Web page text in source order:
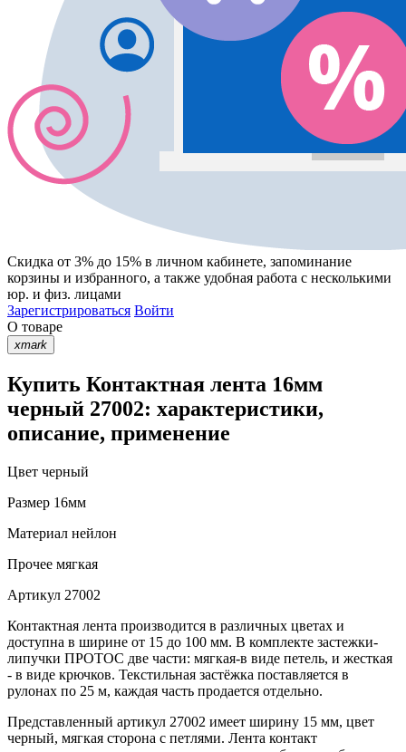
Скидка от 3% до 15% в личном кабинете, запоминание
корзины и избранного, а также удобная работа с несколькими
юр. и физ. лицами
Зарегистрироваться Войти
О товаре
xmark
Купить Контактная лента 16мм
черный 27002: характеристики,
описание, применение
Цвет черный
Размер 16мм
Материал нейлон
Прочее мягкая
Артикул 27002
Контактная лента производится в различных цветах и
доступна в ширине от 15 до 100 мм. В комплекте застежки-
липучки ПРОТОС две части: мягкая-в виде петель, и жесткая
- в виде крючков. Текстильная застёжка поставляется в
рулонах по 25 м, каждая часть продается отдельно.
Представленный артикул 27002 имеет ширину 15 мм, цвет
черный, мягкая сторона с петлями. Лента контакт